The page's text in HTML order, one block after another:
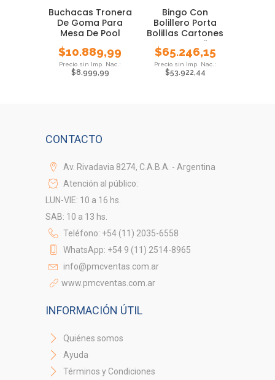
Buchacas Tronera
De Goma Para
Mesa De Pool
$10.889,99
$8.999,99
Bingo Con
Bolillero Porta
Bolillas Cartones
Juego Familar
$65.246,15
$53.922,44
CONTACTO
Av. Rivadavia 8274, C.A.B.A. - Argentina
Atención al público:
LUN-VIE: 10 a 16 hs.
SAB: 10 a 13 hs.
Teléfono: +54 (11) 2035-6558
WhatsApp: +54 9 (11) 2514-8965
info@pmcventas.com.ar
www.pmcventas.com.ar
INFORMACIÓN ÚTIL
Quiénes somos
Ayuda
Términos y Condiciones